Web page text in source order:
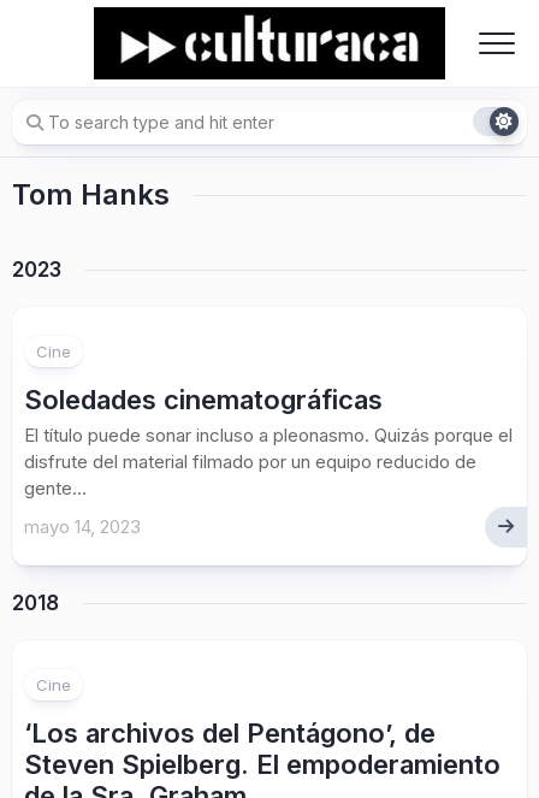
Tom Hanks
2023
Cine
Soledades cinematográficas
El título puede sonar incluso a pleonasmo. Quizás porque el
disfrute del material filmado por un equipo reducido de
gente...
mayo 14, 2023
2018
Cine
‘Los archivos del Pentágono’, de
Steven Spielberg. El empoderamiento